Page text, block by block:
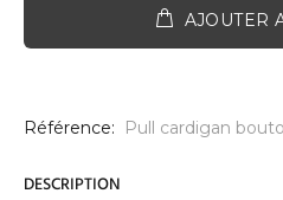
AJOUTER
Référence: Pull cardigan
DESCRIPTION